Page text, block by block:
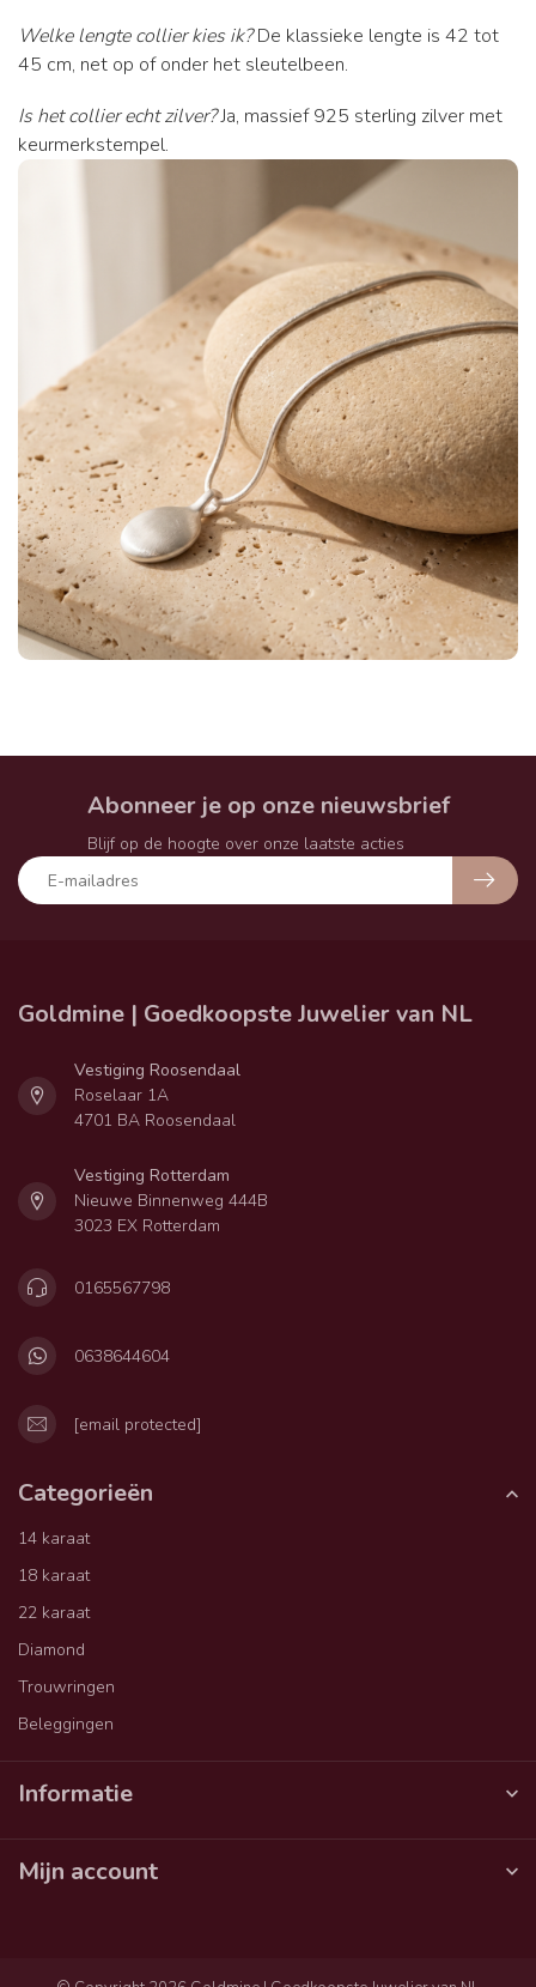
Welke lengte collier kies ik?De klassieke lengte is 42 tot
45 cm, net op of onder het sleutelbeen.
Is het collier echt zilver?Ja, massief 925 sterling zilver met
keurmerkstempel.
Abonneer je op onze nieuwsbrief
Blijf op de hoogte over onze laatste acties
Goldmine | Goedkoopste Juwelier van NL
Vestiging Roosendaal
Roselaar 1A
4701 BA Roosendaal
Vestiging Rotterdam
Nieuwe Binnenweg 444B
3023 EX Rotterdam
0165567798
0638644604
[email protected]
Categorieën
14 karaat
18 karaat
22 karaat
Diamond
Trouwringen
Beleggingen
Informatie
Mijn account